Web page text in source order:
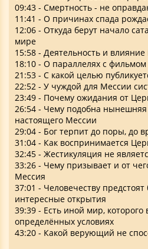
09:43 - Смертность - не
11:41 - О причинах спада
12:06 - Откуда берут начало
мире
15:58 - Деятельность и
18:10 - О параллелях с
21:53 - С какой целью
22:52 - У чуждой для Мессии
23:49 - Почему ожидания от
26:54 - Чему подобна нынешняя
настоящего Мессии
29:04 - Бог терпит до поры, до
31:04 - Как воспринимается
32:45 - Жестикуляция не
33:26 - Чему призывает и от
Мессия
37:01 - Человечеству
интересные открытия
39:39 - Есть иной мир,
определённых условиях
43:20 - Какой верующий не